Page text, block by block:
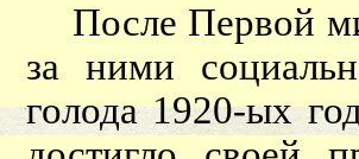
После Первой
за ними
голода 1920-ых